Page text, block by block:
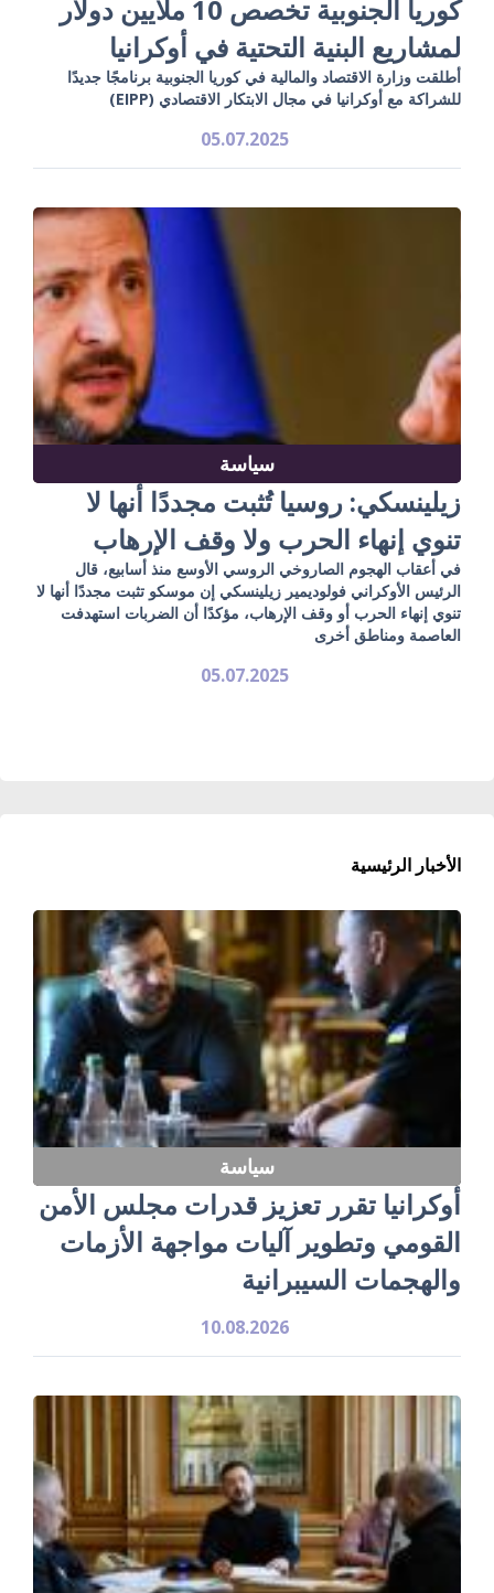
كوريا الجنوبية تخصص 10 ملايين دولار
لمشاريع البنية التحتية في أوكرانيا
أطلقت وزارة الاقتصاد والمالية في كوريا الجنوبية برنامجًا جديدًا
للشراكة مع أوكرانيا في مجال الابتكار الاقتصادي (EIPP)
05.07.2025
سياسة
زيلينسكي: روسيا تُثبت مجددًا أنها لا
تنوي إنهاء الحرب ولا وقف الإرهاب
في أعقاب الهجوم الصاروخي الروسي الأوسع منذ أسابيع، قال
الرئيس الأوكراني فولوديمير زيلينسكي إن موسكو تثبت مجددًا أنها لا
تنوي إنهاء الحرب أو وقف الإرهاب، مؤكدًا أن الضربات استهدفت
العاصمة ومناطق أخرى
05.07.2025
الأخبار الرئيسية
سياسة
أوكرانيا تقرر تعزيز قدرات مجلس الأمن
القومي وتطوير آليات مواجهة الأزمات
والهجمات السيبرانية
10.08.2026